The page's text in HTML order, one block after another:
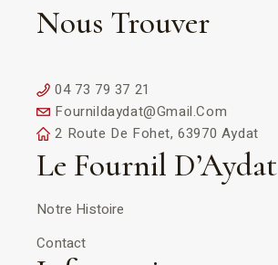
Nous Trouver
04 73 79 37 21
Fournildaydat@gmail.com
2 Route De Fohet, 63970 Aydat
Le Fournil D’Aydat
Notre Histoire
Contact